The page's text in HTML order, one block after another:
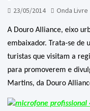
23/05/2014 Onda Livre
A Douro Alliance, eixo
embaixador. Trata-se de
turistas que visitam a
para promoverem e
Martins, da Douro